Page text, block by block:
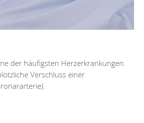
der häufigsten Herzerkrankungen.
Verschluss einer